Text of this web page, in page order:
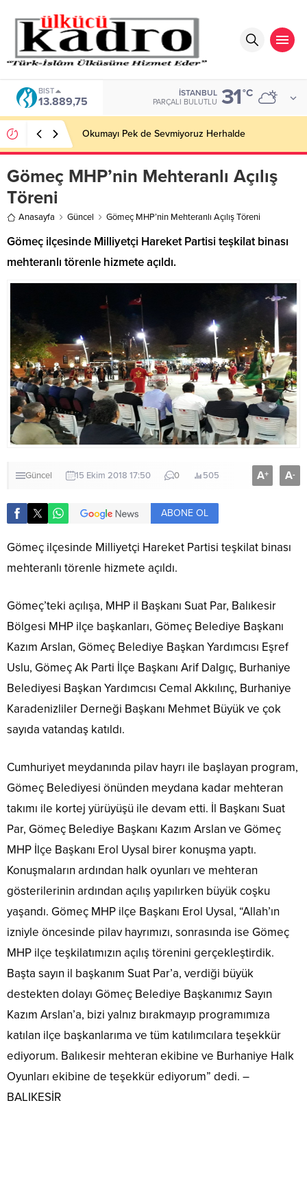
BIST
13.889,75
İSTANBUL
PARÇALI BULUTLU 31°C
Okumayı Pek de Sevmiyoruz Herhalde
Gömeç MHP’nin Mehteranlı Açılış
Töreni
Anasayfa Güncel Gömeç MHP’nin Mehteranlı Açılış Töreni
Gömeç ilçesinde Milliyetçi Hareket Partisi teşkilat binası
mehteranlı törenle hizmete açıldı.
Güncel 15 Ekim 2018 17:50 0 505 A+ A-
ABONE OL
Gömeç ilçesinde Milliyetçi Hareket Partisi teşkilat binası
mehteranlı törenle hizmete açıldı.
Gömeç’teki açılışa, MHP il Başkanı Suat Par, Balıkesir
Bölgesi MHP ilçe başkanları, Gömeç Belediye Başkanı
Kazım Arslan, Gömeç Belediye Başkan Yardımcısı Eşref
Uslu, Gömeç Ak Parti İlçe Başkanı Arif Dalgıç, Burhaniye
Belediyesi Başkan Yardımcısı Cemal Akkılınç, Burhaniye
Karadenizliler Derneği Başkanı Mehmet Büyük ve çok
sayıda vatandaş katıldı.
Cumhuriyet meydanında pilav hayrı ile başlayan program,
Gömeç Belediyesi önünden meydana kadar mehteran
takımı ile kortej yürüyüşü ile devam etti. İl Başkanı Suat
Par, Gömeç Belediye Başkanı Kazım Arslan ve Gömeç
MHP İlçe Başkanı Erol Uysal birer konuşma yaptı.
Konuşmaların ardından halk oyunları ve mehteran
gösterilerinin ardından açılış yapılırken büyük coşku
yaşandı. Gömeç MHP ilçe Başkanı Erol Uysal, “Allah’ın
izniyle öncesinde pilav hayrımızı, sonrasında ise Gömeç
MHP ilçe teşkilatımızın açılış törenini gerçekleştirdik.
Başta sayın il başkanım Suat Par’a, verdiği büyük
destekten dolayı Gömeç Belediye Başkanımız Sayın
Kazım Arslan’a, bizi yalnız bırakmayıp programımıza
katılan ilçe başkanlarıma ve tüm katılımcılara teşekkür
ediyorum. Balıkesir mehteran ekibine ve Burhaniye Halk
Oyunları ekibine de teşekkür ediyorum” dedi. –
BALIKESİR